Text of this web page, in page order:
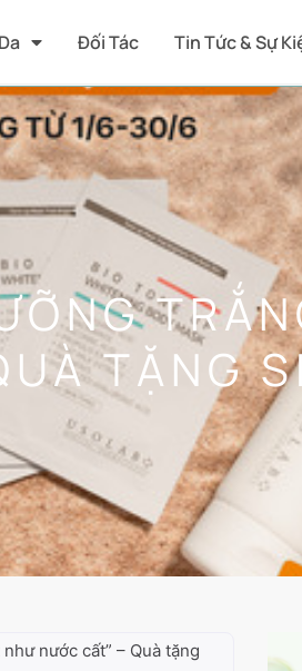
Đối Tác Tin Tức & Sự
TẶNG
nước cất” – Quà tặng